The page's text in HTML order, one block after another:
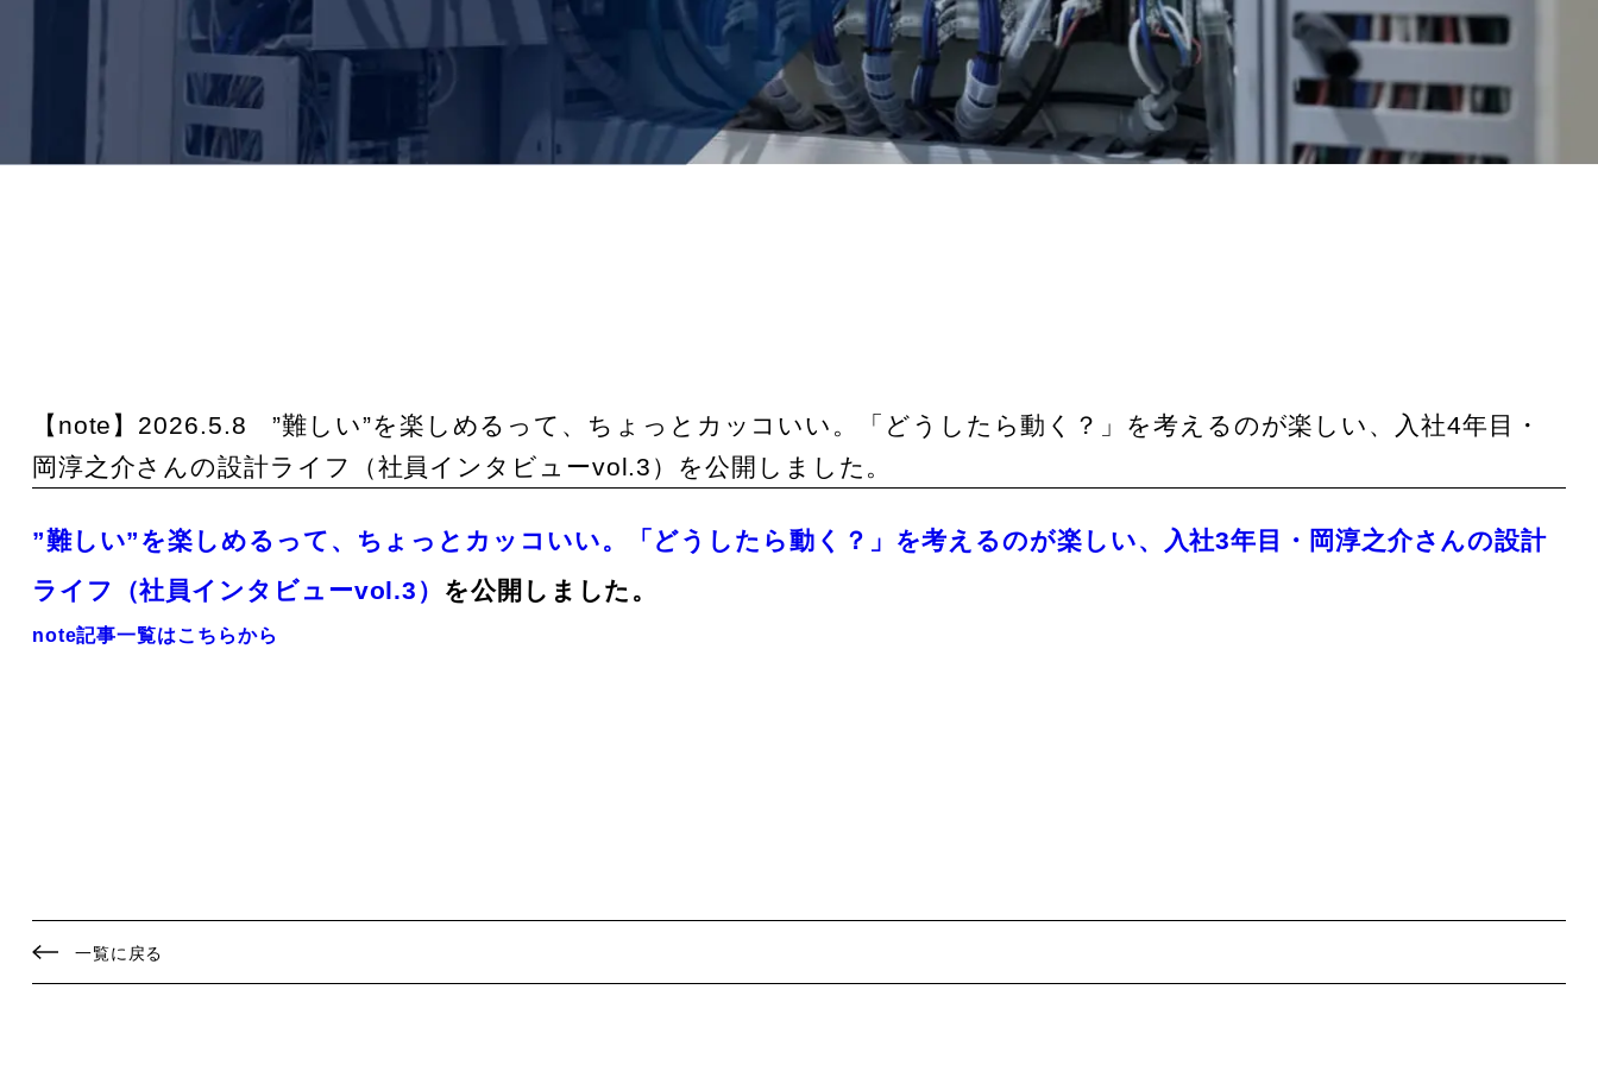
【note】2026.5.8 ”難しい”を楽しめるって、ちょっとカッコいい。「どうしたら動く？」を考えるのが楽しい、入社4年目・
岡淳之介さんの設計ライフ（社員インタビューvol.3）を公開しました。
”難しい”を楽しめるって、ちょっとカッコいい。「どうしたら動く？」を考えるのが楽しい、入社3年目・岡淳之介さんの設計
ライフ（社員インタビューvol.3） を公開しました。
note記事一覧はこちらから
一覧に戻る